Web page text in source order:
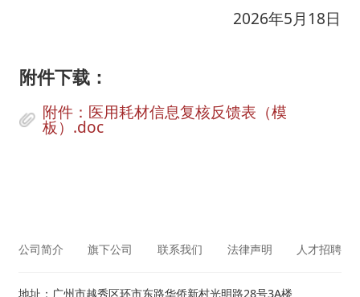
                                 2026年5月18日
附件下载：
附件：医用耗材信息复核反馈表（模
板）.doc
公司简介 旗下公司 联系我们 法律声明 人才招聘
地址：广州市越秀区环市东路华侨新村光明路28号3A楼